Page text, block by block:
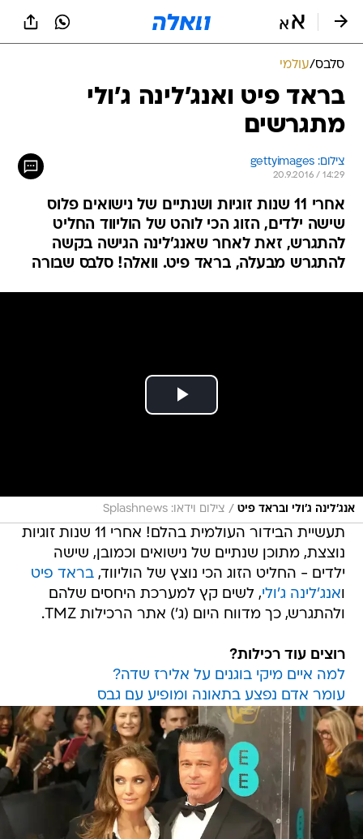
סלבס/עולמי
בראד פיט ואנג'לינה ג'ולי
מתגרשים
צילום: gettyimages
20.9.2016 / 14:29
אחרי 11 שנות זוגיות ושנתיים של נישואים פלוס
שישה ילדים, הזוג הכי לוהט של הוליווד החליט
להתגרש, זאת לאחר שאנג'לינה הגישה בקשה
להתגרש מבעלה, בראד פיט. וואלה! סלבס שבורה
אנג'לינה ג'ולי ובראד פיט / צילום וידאו: Splashnews
תעשיית הבידור העולמית בהלם! אחרי 11 שנות זוגיות
נוצצת, מתוכן שנתיים של נישואים וכמובן, שישה
ילדים - החליט הזוג הכי נוצץ של הוליווד,בראד פיט
ואנג'לינה ג'ולי, לשים קץ למערכת היחסים שלהם
ולהתגרש, כך מדווח היום (ג') אתר הרכילות TMZ.
רוצים עוד רכילות?
למה איים מיקי בוגנים על אלירז שדה?
עומר אדם נפצע בתאונה ומופיע עם גבס